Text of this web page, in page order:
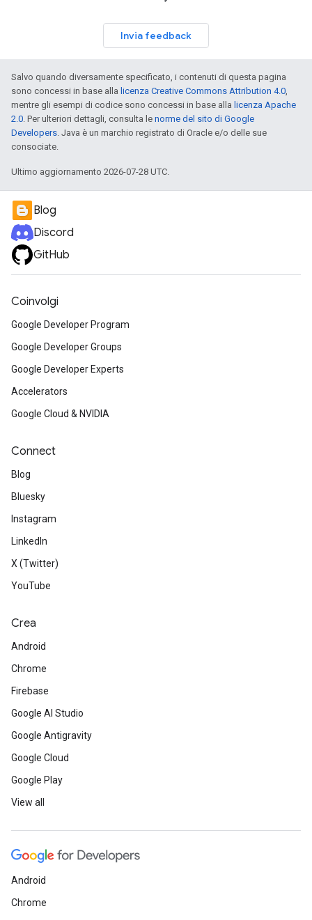
Invia feedback
Salvo quando diversamente specificato, i contenuti di questa pagina
sono concessi in base alla licenza Creative Commons Attribution 4.0,
mentre gli esempi di codice sono concessi in base alla licenza Apache
2.0. Per ulteriori dettagli, consulta le norme del sito di Google
Developers. Java è un marchio registrato di Oracle e/o delle sue
consociate.
Ultimo aggiornamento 2026-07-28 UTC.
Blog
Discord
GitHub
Coinvolgi
Google Developer Program
Google Developer Groups
Google Developer Experts
Accelerators
Google Cloud & NVIDIA
Connect
Blog
Bluesky
Instagram
LinkedIn
X (Twitter)
YouTube
Crea
Android
Chrome
Firebase
Google AI Studio
Google Antigravity
Google Cloud
Google Play
View all
Android
Chrome